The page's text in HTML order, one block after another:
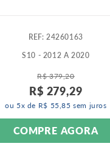
:24260163
S10 - 2012 A 2020
R$ 379,20
R$ 279,29
ou 5x de R$ 55 ,85 sem juros
COMPRE AGORA